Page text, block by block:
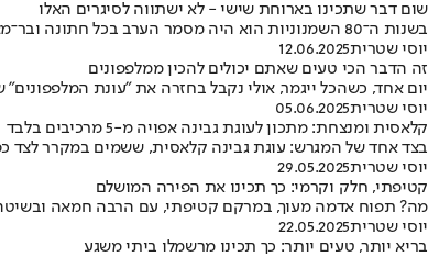
שום דבר שתכינו בארוחת שישי - לא ישתווה לסיגרים האלו
בשנות ה־80 השמנוניות הוא היה מסמר הערב בכל חתונה ובר־מצווה - אבל גם היום, לאחר שכוכבו דעך, קשה לסרב לסיגר מוצלח, כלומר, סיגר שמכינים אותו כך
יוסי שטרית12.06.2025
זה הדבר הכי טעים שאתם יכולים להכין ממלפפונים
יום אחד, כשהכל ייגמר, אולי נקבל בחזרה את "עונת
יוסי שטרית05.06.2025
קלאסית ומנצחת: מתכון לעוגת גבינה אפויה מ-5 מרכיבים בלבד
בצד אחד של המגרש: עוגת גבינה קלאסית, ששמים במקרר לצד
יוסי שטרית29.05.2025
קטיפתי, חלק וקרמי: כך תכינו את הפירה המושלם
מה? תפוח אדמה מעוך, במרקם קטיפתי, עם הרבה חמאה ובשיטה
יוסי שטרית22.05.2025
בריא יותר, טעים יותר: כך תכינו מרשמלו ביתי משגע